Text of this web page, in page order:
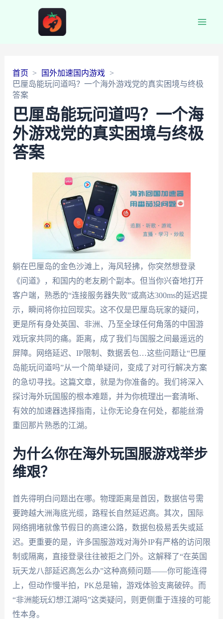
首页
国外加速国内游戏
巴厘岛能玩问道吗？一个海外游戏党的真实困境与终极
答案
巴厘岛能玩问道吗？一个海
外游戏党的真实困境与终极
答案
躺在巴厘岛的金色沙滩上，海风轻拂，你突然想登录
《问道》，和国内的老友刷个副本。但当你兴奋地打开
客户端，熟悉的“连接服务器失败”或高达300ms的延迟提
示，瞬间将你拉回现实。这不仅是巴厘岛玩家的疑问，
更是所有身处英国、非洲、乃至全球任何角落的中国游
戏玩家共同的痛。距离，成了我们与国服之间最遥远的
屏障。网络延迟、IP限制、数据丢包…这些问题让“巴厘
岛能玩问道吗”从一个简单疑问，变成了对可行解决方案
的急切寻找。这篇文章，就是为你准备的。我们将深入
探讨海外玩国服的根本难题，并为你梳理出一套清晰、
有效的加速器选择指南，让你无论身在何处，都能丝滑
重回那片熟悉的江湖。
为什么你在海外玩国服游戏举步
维艰？
首先得明白问题出在哪。物理距离是首因，数据信号需
要跨越大洲海底光缆，路程长自然延迟高。其次，国际
网络拥堵就像节假日的高速公路，数据包极易丢失或延
迟。更重要的是，许多国服游戏对海外IP有严格的访问限
制或隔离，直接登录往往被拒之门外。这解释了“在英国
玩天龙八部延迟高怎么办”这种高频问题——你可能连得
上，但动作慢半拍，PK总是输，游戏体验支离破碎。而
“非洲能玩幻想江湖吗”这类疑问，则更侧重于连接的可能
性本身。